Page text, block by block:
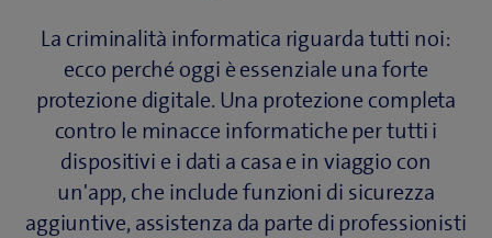
La criminalità informatica riguarda tutti noi:
ecco perché oggi è essenziale una forte
protezione digitale. Una protezione completa
contro le minacce informatiche per tutti i
dispositivi e i dati a casa e in viaggio con
un'app, che include funzioni di sicurezza
aggiuntive, assistenza da parte di professionisti